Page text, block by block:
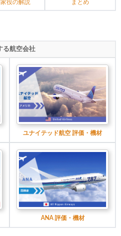
役の解説 まとめ
る航空会社
ユナイテッド航空 評価・機材
ANA 評価・機材